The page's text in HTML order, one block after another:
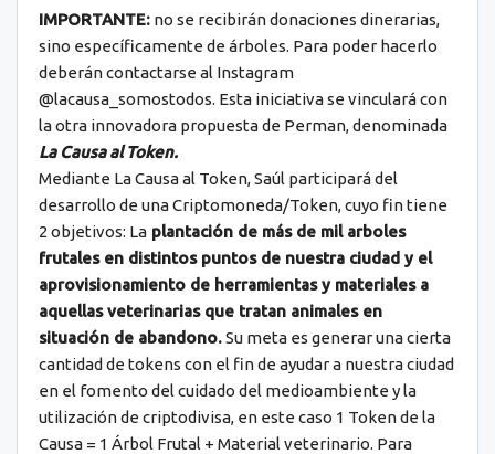
IMPORTANTE: no se recibirán donaciones dinerarias,
sino específicamente de árboles. Para poder hacerlo
deberán contactarse al Instagram
@lacausa_somostodos. Esta iniciativa se vinculará con
la otra innovadora propuesta de Perman, denominada
La Causa al Token.
Mediante La Causa al Token, Saúl participará del
desarrollo de una Criptomoneda/Token, cuyo fin tiene
2 objetivos: La plantación de más de mil arboles
frutales en distintos puntos de nuestra ciudad y el
aprovisionamiento de herramientas y materiales a
aquellas veterinarias que tratan animales en
situación de abandono.Su meta es generar una cierta
cantidad de tokens con el fin de ayudar a nuestra ciudad
en el fomento del cuidado del medioambiente y la
utilización de criptodivisa, en este caso 1 Token de la
Causa = 1 Árbol Frutal + Material veterinario. Para